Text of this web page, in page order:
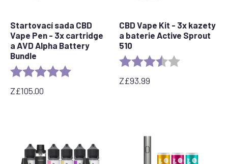
Startovací sada CBD
Vape Pen - 3x cartridge
a AVD Alpha Battery
Bundle
Rating:
Z£105.00
CBD Vape Kit - 3x kazety
a baterie Active Sprout
510
Rating:
Z£93.99